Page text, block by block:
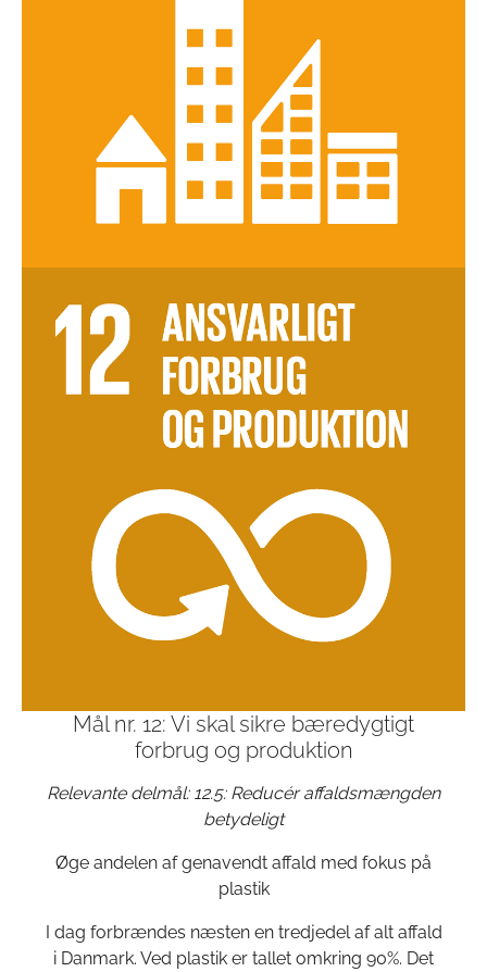
Mål nr. 12: Vi skal sikre bæredygtigt
forbrug og produktion
Relevante delmål: 12.5: Reducér affaldsmængden
betydeligt
Øge andelen af genavendt affald med fokus på
plastik
I dag forbrændes næsten en tredjedel af alt affald
i Danmark. Ved plastik er tallet omkring 90%. Det